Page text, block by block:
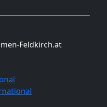
Feldkirch.at